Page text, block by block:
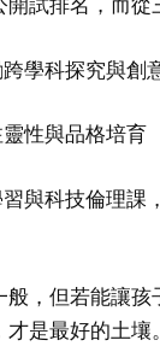
學科探究與創
性與品格培育
與科技倫理課
般，但若能讓
才是最好的土壤